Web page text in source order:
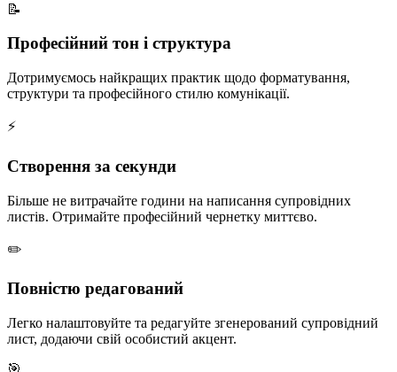
📝
Професійний тон і структура
Дотримуємось найкращих практик щодо форматування,
структури та професійного стилю комунікації.
⚡
Створення за секунди
Більше не витрачайте години на написання супровідних
листів. Отримайте професійний чернетку миттєво.
✏️
Повністю редагований
Легко налаштовуйте та редагуйте згенерований супровідний
лист, додаючи свій особистий акцент.
🎯